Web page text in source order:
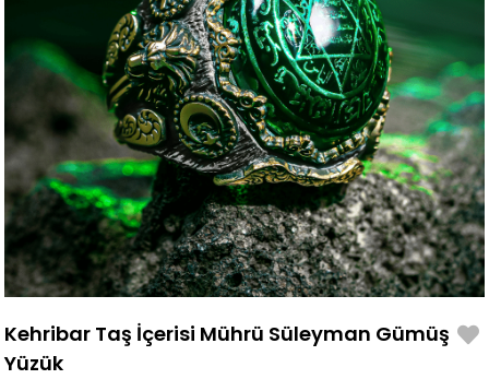
Kehribar Taş İçerisi Mührü Süleyman Gümüş
Yüzük